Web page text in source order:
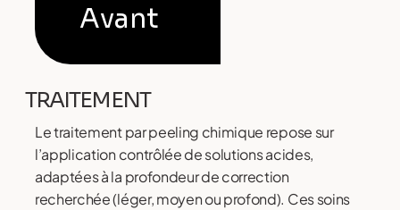
TRAITEMENT
Le traitement par peeling chimique repose sur
l’application contrôlée de solutions acides,
adaptées à la profondeur de correction
recherchée (léger, moyen ou profond). Ces soins
Avant